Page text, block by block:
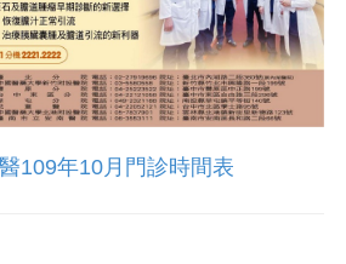
109年10月門診時間表